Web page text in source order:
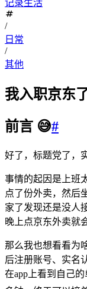
记录生活
/
日常
/
其他
我入职京东
前言 😅#
好了，标题党了，
事情的起因是上班
点了份外卖，然后
家了发现还是没人
晚上点京东外卖就
那么我也想看看为
后注册账号、实名
在app上看到自己